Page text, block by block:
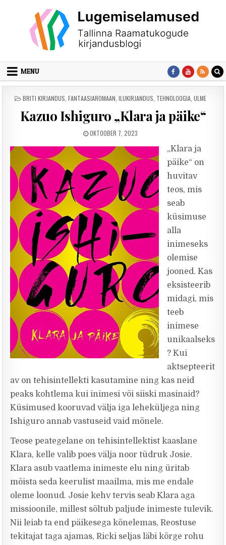
MENU
POSTED IN
BRITI KIRJANDUS FANTAASIAROMAAN ILUKIRJANDUS TEHNOLOOGIA ULME
Kazuo Ishiguro „Klara ja päike“
PUBLISHED DATE:
OKTOOBER 7, 2023
„Klara ja
päike“ on
huvitav
teos, mis
seab
küsimuse
alla
inimeseks
olemise
jooned. Kas
eksisteerib
midagi, mis
teeb
inimese
unikaalseks
? Kui
aktsepteerit
av on tehisintellekti kasutamine ning kas neid
peaks kohtlema kui inimesi või siiski masinaid?
Küsimused kooruvad välja iga leheküljega ning
Ishiguro annab vastuseid vaid mõnele.
Teose peategelane on tehisintellektist kaaslane
Klara, kelle valib poes välja noor tüdruk Josie.
Klara asub vaatlema inimeste elu ning üritab
mõista seda keerulist maailma, mis me endale
oleme loonud. Josie kehv tervis seab Klara aga
missioonile, millest sõltub paljude inimeste tulevik.
Nii leiab ta end päikesega kõnelemas, Reostuse
tekitajat taga ajamas, Ricki seljas läbi kõrge rohu